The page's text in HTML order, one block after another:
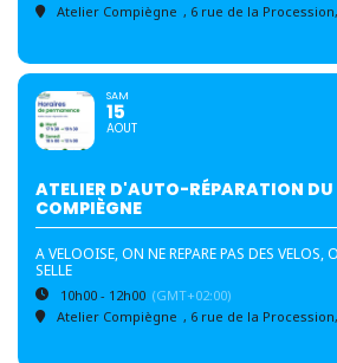
Atelier Compiègne , 6 rue de la
SAM
15
AOUT
ATELIER D'AUTO-RÉPARATION
COMPIÈGNE
A VELOOISE, ON NE REPARE PAS DES VELOS,
SELLE
10h00 - 12h00 (GMT+02:00)
Atelier Compiègne , 6 rue de la